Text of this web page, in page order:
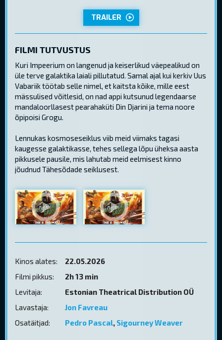
TRAILER
FILMI TUTVUSTUS
Kuri Impeerium on langenud ja keiserlikud väepealikud on
üle terve galaktika laiali pillutatud. Samal ajal kui kerkiv Uus
Vabariik töötab selle nimel, et kaitsta kõike, mille eest
mässulised võitlesid, on nad appi kutsunud legendaarse
mandaloorllasest pearahaküti Din Djarini ja tema noore
õpipoisi Grogu.
Lennukas kosmoseseiklus viib meid viimaks tagasi
kaugesse galaktikasse, tehes sellega lõpu üheksa aasta
pikkusele pausile, mis lahutab meid eelmisest kinno
jõudnud Tähesõdade seiklusest.
Kinos alates:
22.05.2026
Filmi pikkus:
2h 13 min
Levitaja:
Estonian Theatrical Distribution OÜ
Lavastaja:
Jon Favreau
Osatäitjad:
Pedro Pascal, Sigourney Weaver